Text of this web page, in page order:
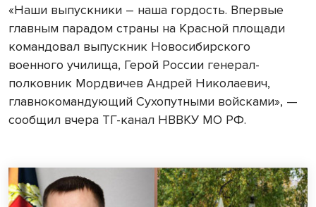
«Наши выпускники – наша гордость. Впервые
главным парадом страны на Красной площади
командовал выпускник Новосибирского
военного училища, Герой России генерал-
полковник Мордвичев Андрей Николаевич,
главнокомандующий Сухопутными войсками», —
сообщил вчера ТГ-канал НВВКУ МО РФ.